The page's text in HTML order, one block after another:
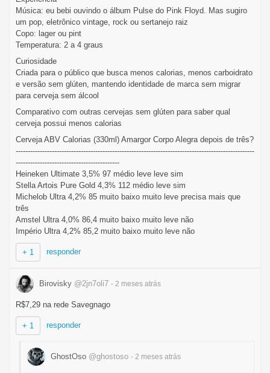
Música: eu bebi ouvindo o álbum Pulse do Pink Floyd. Mas sugiro
um pop, eletrônico vintage, rock ou sertanejo raiz
Copo: lager ou pint
Temperatura: 2 a 4 graus
Curiosidade
Criada para o público que busca menos calorias, menos carboidrato
e versão sem glúten, mantendo identidade de marca sem migrar
para cerveja sem álcool
Comparativo com outras cervejas sem glúten para saber qual
cerveja possui menos calorias
Cerveja ABV Calorias (330ml) Amargor Corpo Alegra depois de três?
---------------------------------------------------------------------------------------------------
-------------------------------------------
Heineken Ultimate 3,5% 97 médio leve leve sim
Stella Artois Pure Gold 4,3% 112 médio leve sim
Michelob Ultra 4,2% 85 muito baixo muito leve precisa mais que
três
Amstel Ultra 4,0% 86,4 muito baixo muito leve não
Império Ultra 4,2% 85,2 muito baixo muito leve não
+ 1 responder
Birovisky @2jn7oli7 - 2 meses atrás
R$7,29 na rede Savegnago
+ 1 responder
GhostOso @ghostoso - 2 meses atrás